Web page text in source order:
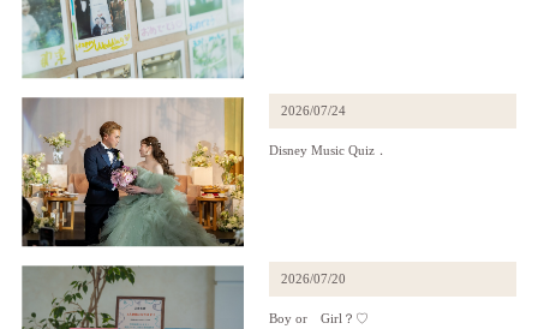
2026/07/24
Disney Music Quiz．
2026/07/20
Boy or Girl？♡